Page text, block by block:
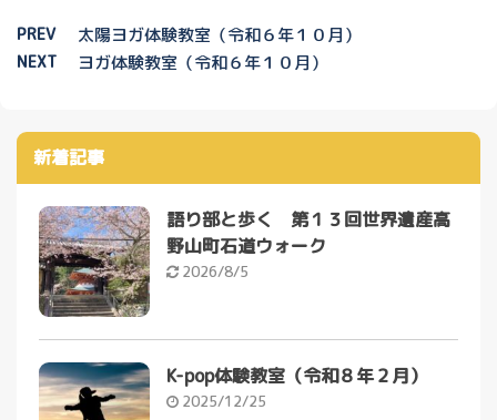
PREV 太陽ヨガ体験教室（令和６年１０月）
NEXT ヨガ体験教室（令和６年１０月）
新着記事
語り部と歩く 第１３回世界遺産高
野山町石道ウォーク
2026/8/5
K-pop体験教室（令和８年２月）
2025/12/25